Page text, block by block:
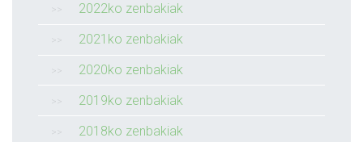
2022ko zenbakiak
2021ko zenbakiak
2020ko zenbakiak
2019ko zenbakiak
2018ko zenbakiak